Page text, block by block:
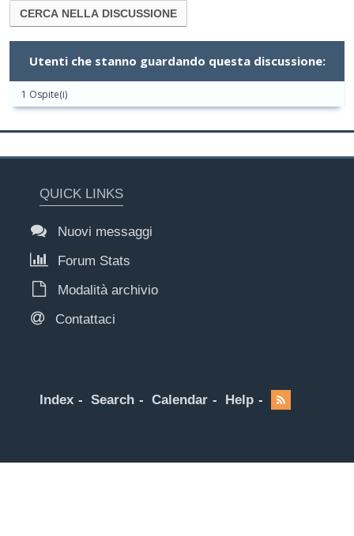
Utenti che stanno guardando questa discussione:
1 Ospite(i)
QUICK LINKS
Nuovi messaggi
Forum Stats
Modalità archivio
Contattaci
Index Search Calendar Help